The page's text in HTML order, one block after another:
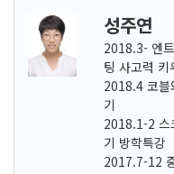
성주연
2018.3- 엔
팅 사고력 키
2018.4 코블
기
2018.1-2 스
기 방학특강
2017.7-12